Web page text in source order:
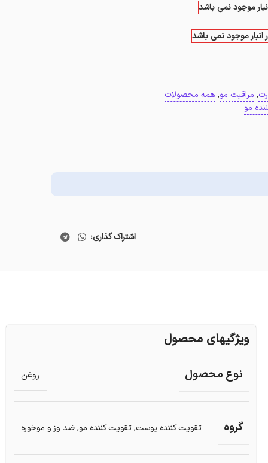
موجود نمی باشد
انبار موجود نمی باشد
, مراقبت مو, همه محصولات
مو
اشتراک گذاری:
ویژگیهای محصول
نوع محصول روغن
گروه تقویت کننده پوست,تقویت کننده مو,ضد وز و موخوره